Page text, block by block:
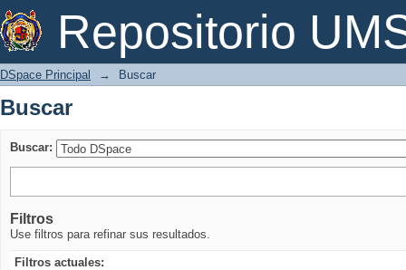
Repositorio
Buscar
DSpace Principal → Buscar
Buscar
Buscar:
Filtros
Use filtros para refinar sus resultados.
Filtros actuales: